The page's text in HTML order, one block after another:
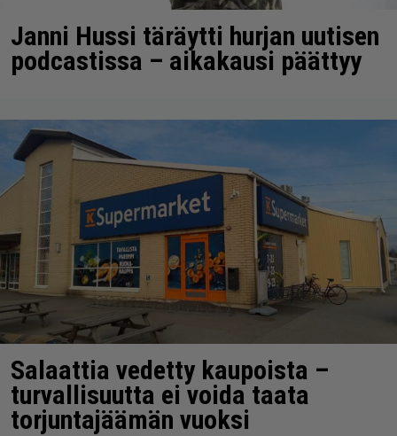
Janni Hussi täräytti hurjan uutisen
podcastissa – aikakausi päättyy
Salaattia vedetty kaupoista –
turvallisuutta ei voida taata
torjuntajäämän vuoksi